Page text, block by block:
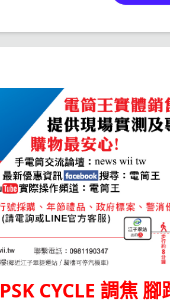
PSK CYCLE 調焦